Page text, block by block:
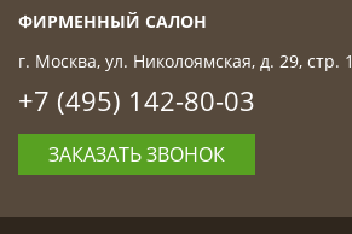
ФИРМЕННЫЙ САЛОН
г. Москва, ул. Николоямская, д. 29, стр. 1
+7 (495) 142-80-03
ЗАКАЗАТЬ ЗВОНОК